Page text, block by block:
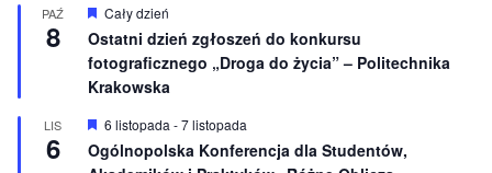
n
o
n
e
PAŹ
8
W
r
ó
ż
n
i
o
n
e
Cały dzień
Ostatni dzień zgłoszeń do konkursu
fotograficznego „Droga do życia” – Politechnika
Krakowska
LIS
6
W
r
6 listopada -7 listopada
Ogólnopolska Konferencja dla Studentów,